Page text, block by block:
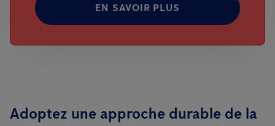
EN SAVOIR PLUS
Adoptez une approche durable de la